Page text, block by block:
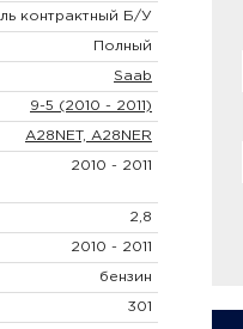
контрактный Б/У
Полный
Saab
9-5 (2010 - 2011)
A28NET, A28NER
2010 - 2011
2,8
2010 - 2011
бензин
301